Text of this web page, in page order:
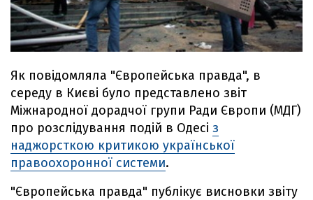
Як повідомляла "Європейська правда", в
середу в Києві було представлено звіт
Міжнародної дорадчої групи Ради Європи (МДГ)
про розслідування подій в Одесі з
наджорсткою критикою української
правоохоронної системи.
"Європейська правда" публікує висновки звіту